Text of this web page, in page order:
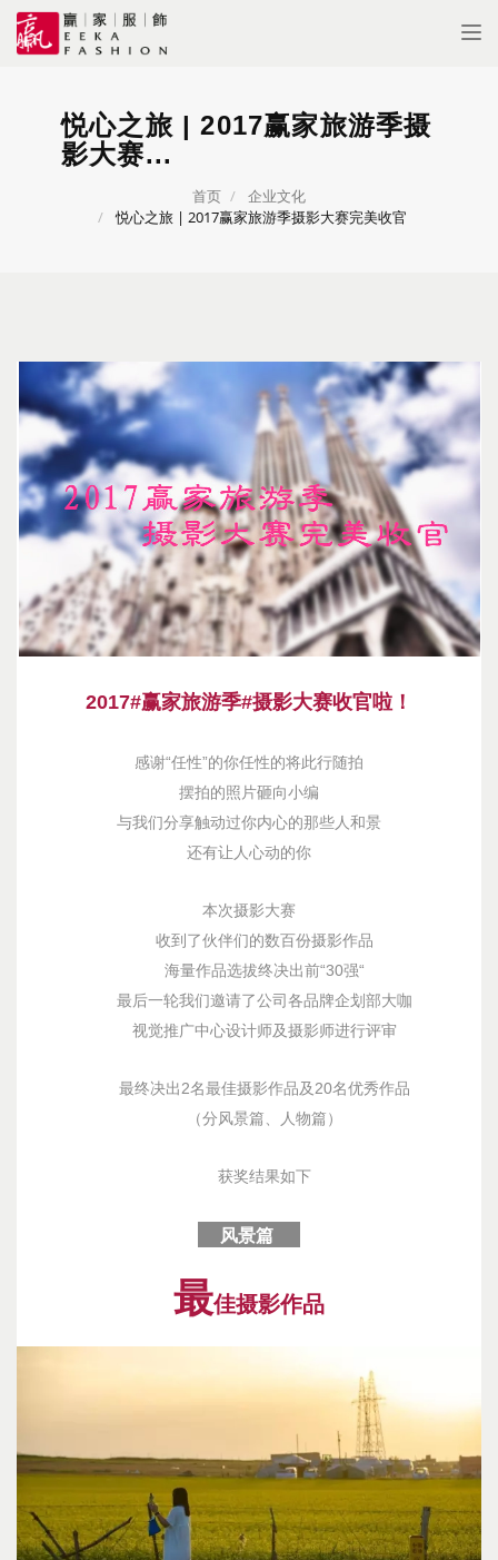
悦心之旅 | 2017赢家旅游季摄
影大赛...
首页
企业文化
悦心之旅 | 2017赢家旅游季摄影大赛完美收官
2017#赢家旅游季#摄影大赛收官啦！
感谢“任性”的你任性的将此行随拍
摆拍的照片砸向小编
与我们分享触动过你内心的那些人和景
还有让人心动的你
本次摄影大赛
收到了伙伴们的数百份摄影作品
海量作品选拔终决出前“30强“
最后一轮我们邀请了公司各品牌企划部大咖
视觉推广中心设计师及摄影师进行评审
最终决出2名最佳摄影作品及20名优秀作品
（分风景篇、人物篇）
获奖结果如下
风景篇
最佳摄影作品